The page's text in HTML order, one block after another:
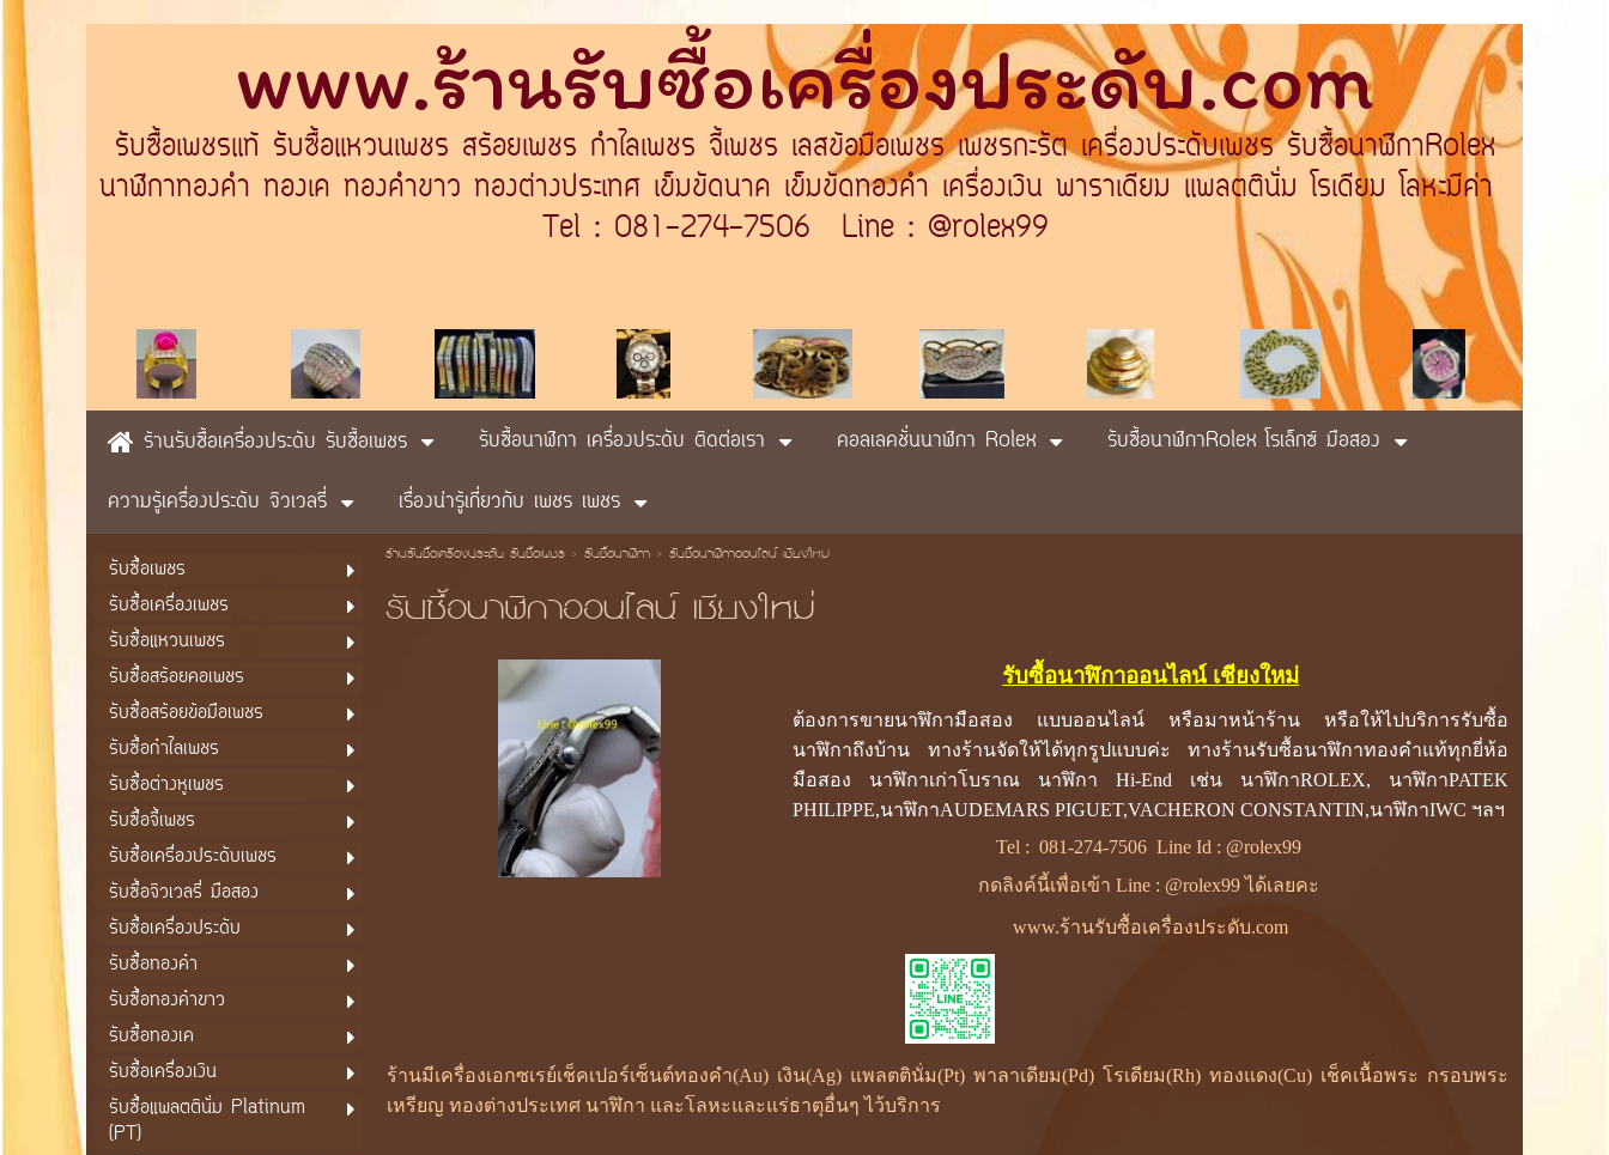
www.ร้านรับซื้อเครื่องประดับ.com
รับซื้อเพชรแท้ รับซื้อแหวนเพชร สร้อยเพชร กำไลเพชร จี้เพชร เลสข้อมือเพชร เพชรกะรัต เครื่องประดับเพชร รับซื้อนาฬิกาRolex
นาฬิกาทองคำ ทองเค ทองคำขาว ทองต่างประเทศ เข็มขัดนาค เข็มขัดทองคำ เครื่องเงิน พาราเดียม แพลตตินั่ม โรเดียม โลหะมีค่า
Tel : 081-274-7506 Line : @rolex99
ร้านรับซื้อเครื่องประดับ รับซื้อเพชร รับซื้อนาฬิกา เครื่องประดับ ติดต่อเรา คอลเลคชั่นนาฬิกา Rolex
รับซื้อนาฬิกาRolex โรเล็กซ์ มือสอง
ความรู้เครื่องประดับ จิวเวลรี่
เรื่องน่ารู้เกี่ยวกับ เพชร เพชร
รับซื้อเพชร
รับซื้อเครื่องเพชร
รับซื้อแหวนเพชร
รับซื้อสร้อยคอเพชร
รับซื้อสร้อยข้อมือเพชร
รับซื้อกำไลเพชร
รับซื้อต่างหูเพชร
รับซื้อจี้เพชร
รับซื้อเครื่องประดับเพชร
รับซื้อจิวเวลรี่ มือสอง
รับซื้อเครื่องประดับ
รับซื้อทองคำ
รับซื้อทองคำขาว
รับซื้อทองเค
รับซื้อเครื่องเงิน
รับซื้อแพลตตินั่ม Platinum
(PT)
ร้านรับซื้อเครื่องประดับ รับซื้อเพชร> รับซื้อนาฬิกา> รับซื้อนาฬิกาออนไลน์ เชียงใหม่
รับซื้อนาฬิกาออนไลน์ เชียงใหม่
รับซื้อนาฬิกาออนไลน์ เชียงใหม่
ต้องการขายนาฬิกามือสอง แบบออนไลน์ หรือมาหน้าร้าน หรือให้ไปบริการรับซื้อ
นาฬิกาถึงบ้าน ทางร้านจัดให้ได้ทุกรูปแบบค่ะ ทางร้านรับซื้อนาฬิกาทองคำแท้ทุกยี่ห้อ
มือสอง นาฬิกาเก่าโบราณ นาฬิกา Hi-End เช่น นาฬิกาROLEX, นาฬิกาPATEK
PHILIPPE,นาฬิกาAUDEMARS PIGUET,VACHERON CONSTANTIN,นาฬิกาIWC ฯลฯ
Tel : 081-274-7506Line Id : @rolex99
กดลิงค์นี้เพื่อเข้า Line : @rolex99 ได้เลยคะ
www.ร้านรับซื้อเครื่องประดับ.com
ร้านมีเครื่องเอกซเรย์เช็คเปอร์เซ็นต์ทองคำ(Au) เงิน(Ag) แพลตตินั่ม(Pt) พาลาเดียม(Pd) โรเดียม(Rh) ทองแดง(Cu) เช็คเนื้อพระ กรอบพระ
เหรียญ ทองต่างประเทศ นาฬิกา และโลหะและแร่ธาตุอื่นๆ ไว้บริการ